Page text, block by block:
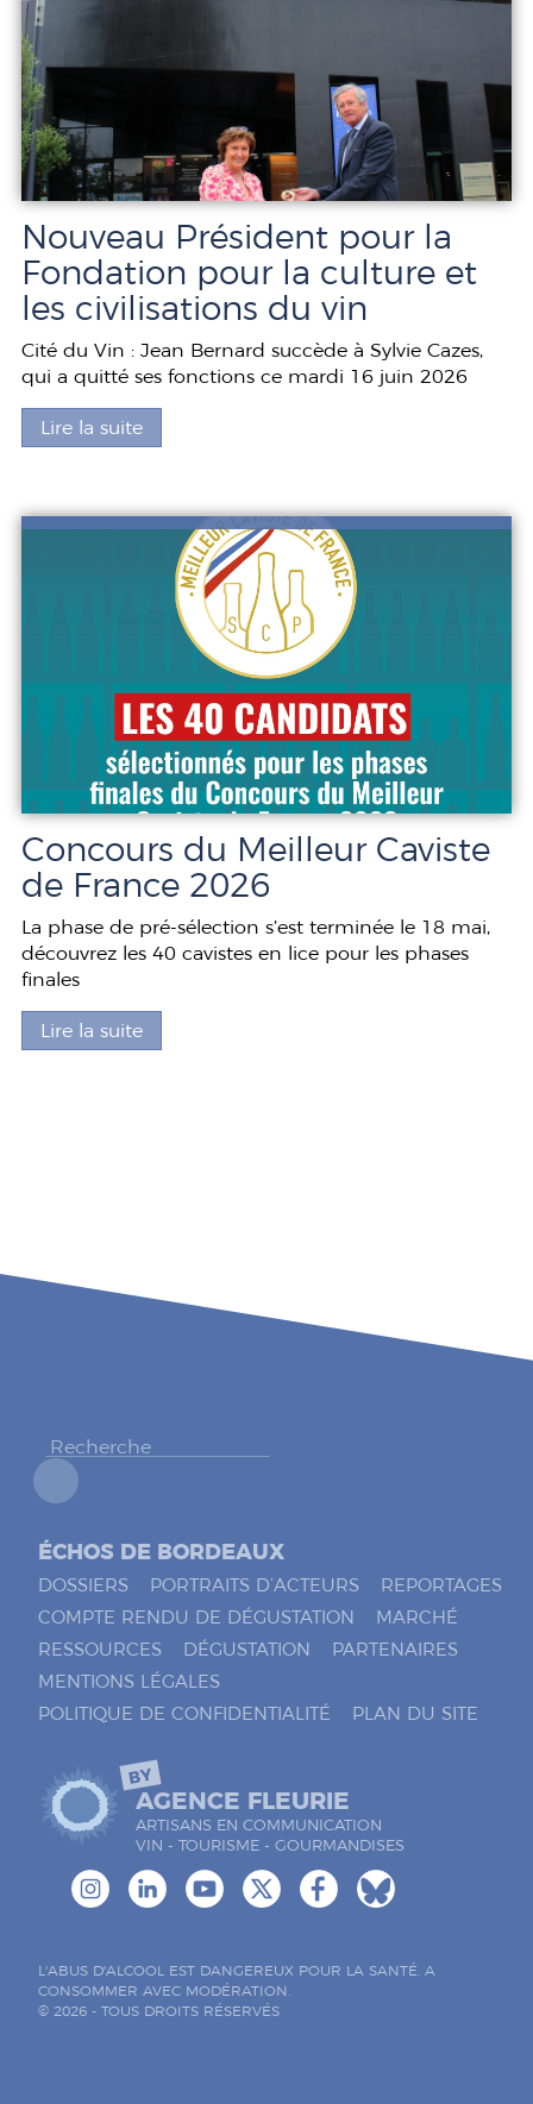
Nouveau Président pour la
Fondation pour la culture et
les civilisations du vin
Cité du Vin : Jean Bernard succède à Sylvie Cazes,
qui a quitté ses fonctions ce mardi 16 juin 2026
Lire la suite
Concours du Meilleur Caviste
de France 2026
La phase de pré-sélection s’est terminée le 18 mai,
découvrez les 40 cavistes en lice pour les phases
finales
Lire la suite
ÉCHOS DE BORDEAUX
DOSSIERS PORTRAITS D’ACTEURS
REPORTAGES
COMPTE RENDU DE DÉGUSTATION
MARCHÉ
RESSOURCES
DÉGUSTATION
PARTENAIRES
MENTIONS LÉGALES
POLITIQUE DE CONFIDENTIALITÉ
PLAN DU SITE
BY
AGENCE FLEURIE
ARTISANS EN COMMUNICATION
VIN - TOURISME - GOURMANDISES
L'ABUS D'ALCOOL EST DANGEREUX POUR LA SANTÉ. A
CONSOMMER AVEC MODÉRATION.
© 2026 - TOUS DROITS RÉSERVÉS